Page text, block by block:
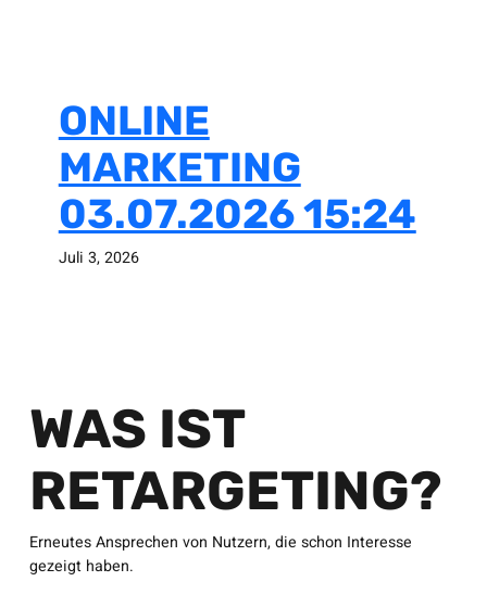
ONLINE
MARKETING
03.07.2026 15:24
Juli 3, 2026
WAS IST
RETARGETING?
Erneutes Ansprechen von Nutzern, die schon Interesse
gezeigt haben.